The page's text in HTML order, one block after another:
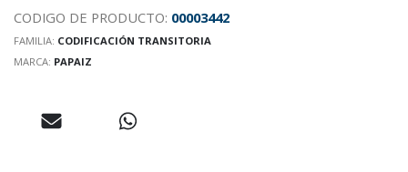
CODIGO DE PRODUCTO: 00003442
FAMILIA: CODIFICACIÓN TRANSITORIA
MARCA: PAPAIZ